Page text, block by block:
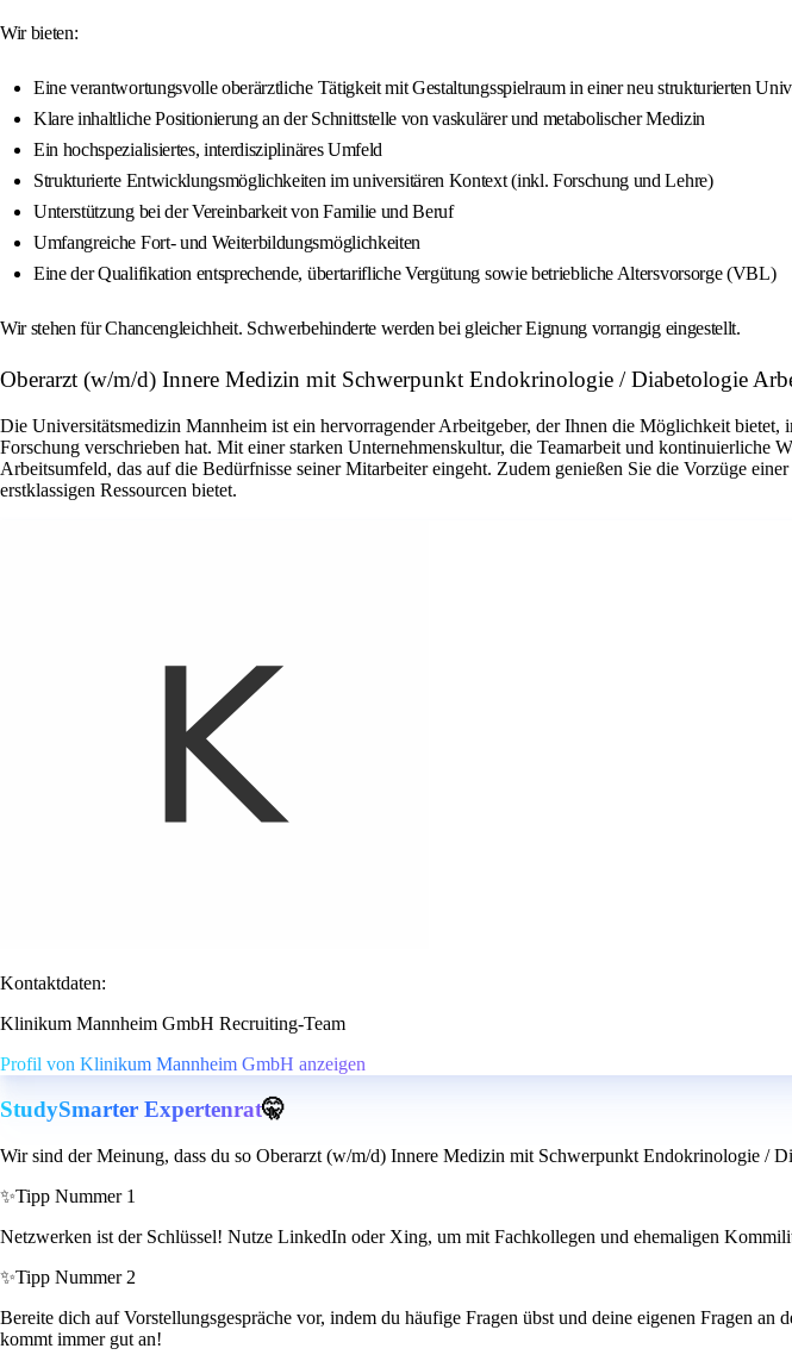
Wir bieten:
Eine verantwortungsvolle oberärztliche Tätigkeit mit Gestaltungsspielraum in einer neu strukturierten
Klare inhaltliche Positionierung an der Schnittstelle von vaskulärer und metabolischer Medizin
Ein hochspezialisiertes, interdisziplinäres Umfeld
Strukturierte Entwicklungsmöglichkeiten im universitären Kontext (inkl. Forschung und Lehre)
Unterstützung bei der Vereinbarkeit von Familie und Beruf
Umfangreiche Fort- und Weiterbildungsmöglichkeiten
Eine der Qualifikation entsprechende, übertarifliche Vergütung sowie betriebliche Altersvorsorge (VBL)
Wir stehen für Chancengleichheit. Schwerbehinderte werden bei gleicher Eignung vorrangig eingestellt.
Oberarzt (w/m/d) Innere Medizin mit Schwerpunkt Endokrinologie / Diabetologie
Die Universitätsmedizin Mannheim ist ein hervorragender Arbeitgeber, der Ihnen die Möglichkeit
Forschung verschrieben hat. Mit einer starken Unternehmenskultur, die Teamarbeit und
Arbeitsumfeld, das auf die Bedürfnisse seiner Mitarbeiter eingeht. Zudem genießen Sie die Vorzüge
erstklassigen Ressourcen bietet.
Kontaktdaten:
Klinikum Mannheim GmbH Recruiting-Team
Profil von Klinikum Mannheim GmbH anzeigen
StudySmarter Expertenrat🤫
Wir sind der Meinung, dass du so Oberarzt (w/m/d) Innere Medizin mit Schwerpunkt Endokrinologie /
✨Tipp Nummer 1
Netzwerken ist der Schlüssel! Nutze LinkedIn oder Xing, um mit Fachkollegen und ehemaligen
✨Tipp Nummer 2
Bereite dich auf Vorstellungsgespräche vor, indem du häufige Fragen übst und deine eigenen Fragen
kommt immer gut an!